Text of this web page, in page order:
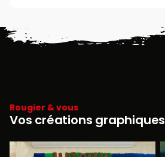
Rougier & vous
Vos créations graphiques